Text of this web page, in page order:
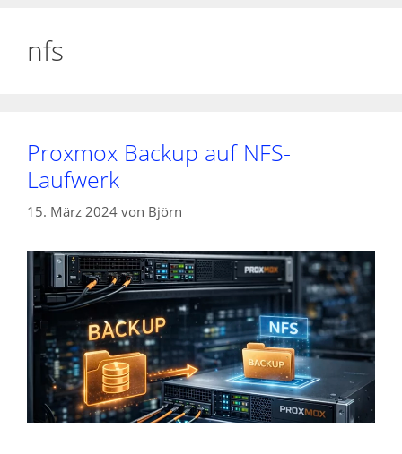
nfs
Proxmox Backup auf NFS-
Laufwerk
15. März 2024 von Björn